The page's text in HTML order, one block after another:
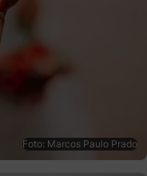
Foto: Marcos Paulo Prado